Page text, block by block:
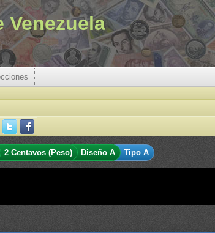
Venezuela
2 Centavos (Peso) Diseño A Tipo A